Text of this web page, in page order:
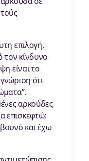
επιλογή,
κίνδυνο
είναι το
ότι
αρκούδες
επισκεφτώ;
και έχω